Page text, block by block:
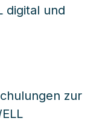
digital und
zur